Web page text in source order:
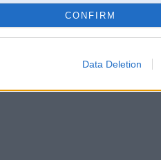
CONFIRM
Data Deletion